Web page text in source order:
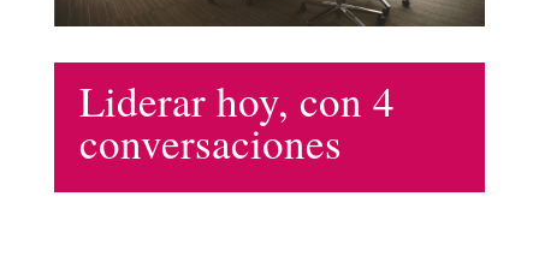
Liderar hoy, con 4
conversaciones